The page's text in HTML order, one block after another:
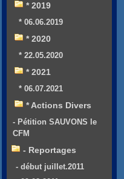
* 2019
* 06.06.2019
* 2020
* 22.05.2020
* 2021
* 06.07.2021
* Actions Divers
- Pétition SAUVONS le
CFM
- Reportages
- début juillet.2011